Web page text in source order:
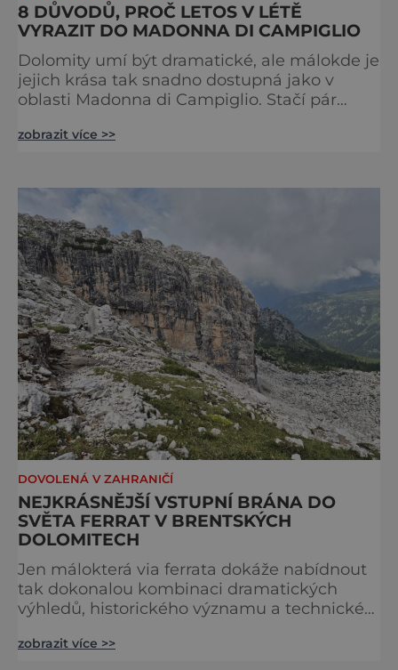
8 DŮVODŮ, PROČ LETOS V LÉTĚ
VYRAZIT DO MADONNA DI CAMPIGLIO
Dolomity umí být dramatické, ale málokde je
jejich krása tak snadno dostupná jako v
oblasti Madonna di Campiglio. Stačí pár
věžemi, horskými jezery a nekonečnými
dovolenou právě sem. Madonna di
Campiglio uhrane každé ráno, kdy první
paprsky kreslí na vrcholcích Brenty
zobrazit více >>
DOVOLENÁ V ZAHRANIČÍ
NEJKRÁSNĚJŠÍ VSTUPNÍ BRÁNA DO
SVĚTA FERRAT V BRENTSKÝCH
DOLOMITECH
Jen málokterá via ferrata dokáže nabídnout
tak dokonalou kombinaci dramatických
výhledů, historického významu a technické
Brentských Dolomit představuje vstupní
zobrazit více >>